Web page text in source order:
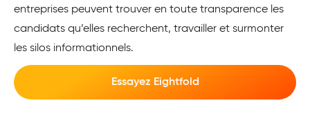
entreprises peuvent trouver en toute transparence les
candidats qu’elles recherchent, travailler et surmonter
les silos informationnels.
Essayez Eightfold